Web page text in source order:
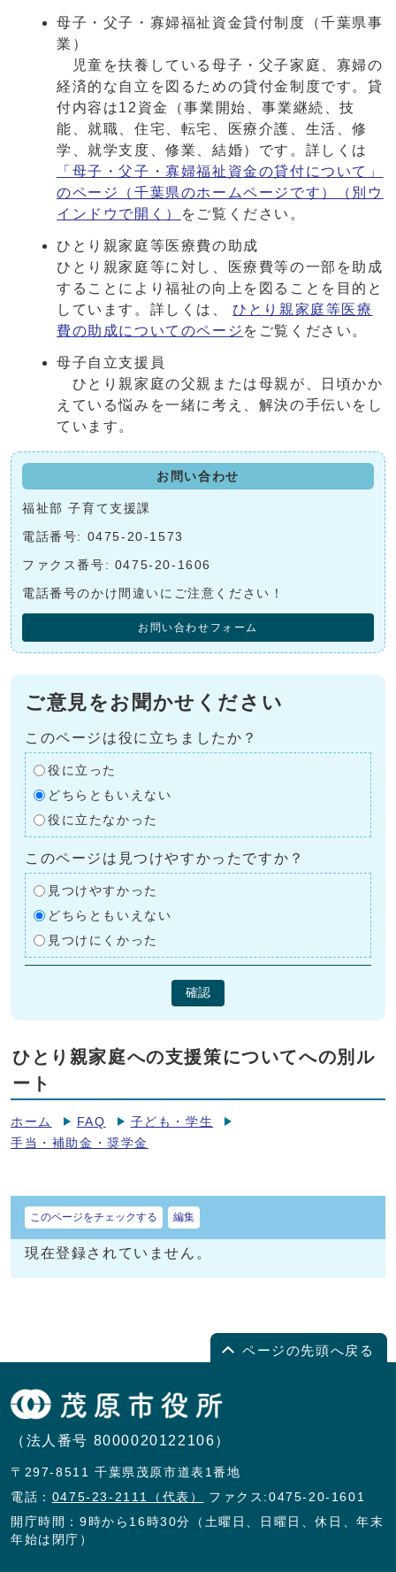
母子・父子・寡婦福祉資金貸付制度（千葉県事
業）
児童を扶養している母子・父子家庭、寡婦の
経済的な自立を図るための貸付金制度です。貸
付内容は12資金（事業開始、事業継続、技
能、就職、住宅、転宅、医療介護、生活、修
学、就学支度、修業、結婚）です。詳しくは
「母子・父子・寡婦福祉資金の貸付について」
のページ（千葉県のホームページです）
（別ウ
インドウで開く）
をご覧ください。
ひとり親家庭等医療費の助成
ひとり親家庭等に対し、医療費等の一部を助成
することにより福祉の向上を図ることを目的と
しています。詳しくは、ひとり親家庭等医療
費の助成についてのページ をご覧ください。
母子自立支援員
ひとり親家庭の父親または母親が、日頃かか
えている悩みを一緒に考え、解決の手伝いをし
ています。
お問い合わせ
福祉部 子育て支援課
電話番号: 0475-20-1573
ファクス番号: 0475-20-1606
電話番号のかけ間違いにご注意ください！
お問い合わせフォーム
ご意見をお聞かせください
このページは役に立ちましたか？
役に立った
どちらともいえない
役に立たなかった
このページは見つけやすかったですか？
見つけやすかった
どちらともいえない
見つけにくかった
確認
ひとり親家庭への支援策についてへの別ル
ート
ホーム FAQ
子ども・学生
手当・補助金・奨学金
このページをチェックする 編集
現在登録されていません。
ページの先頭へ戻る
（法人番号 8000020122106）
〒297-8511 千葉県茂原市道表1番地
電話： 0475-23-2111（代表）
ファクス:0475-20-1601
開庁時間：9時から16時30分（土曜日、日曜日、休日、年末
年始は閉庁）